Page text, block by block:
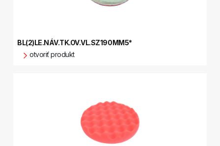
BL(2)LE.NÁV.TK.OV.VL.SZ190MM5*
otvoriť produkt